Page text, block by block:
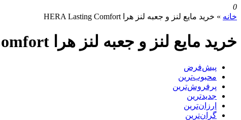
0
خانه » خرید مایع لنز و جعبه لنز هرا HERA Lasting Comfort
خرید مایع لنز و جعبه لنز هرا HERA Lasting Comfort
پیش‌فرض
محبوب‌ترین
پرفروش‌ترین
جدیدترین
ارزان‌ترین
گران‌ترین